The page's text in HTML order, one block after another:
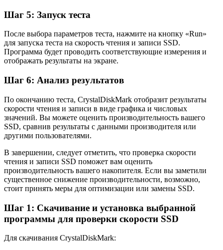
Шаг 5: Запуск теста
После выбора параметров теста, нажмите на кнопку «Run»
для запуска теста на скорость чтения и записи SSD.
Программа будет проводить соответствующие измерения и
отображать результаты на экране.
Шаг 6: Анализ результатов
По окончанию теста, CrystalDiskMark отобразит результаты
скорости чтения и записи в виде графика и числовых
значений. Вы можете оценить производительность вашего
SSD, сравнив результаты с данными производителя или
другими пользователями.
В завершении, следует отметить, что проверка скорости
чтения и записи SSD поможет вам оценить
производительность вашего накопителя. Если вы заметили
существенное снижение производительности, возможно,
стоит принять меры для оптимизации или замены SSD.
Шаг 1: Скачивание и установка выбранной
программы для проверки скорости SSD
Для скачивания CrystalDiskMark: